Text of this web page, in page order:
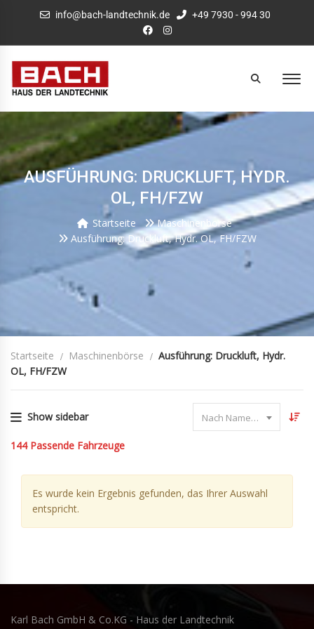
info@bach-landtechnik.de +49 7930 - 994 30
AUSFÜHRUNG: DRUCKLUFT, HYDR.
OL, FH/FZW
Startseite
Maschinenbörse
Ausführung: Druckluft, Hydr. OL, FH/FZW
Startseite Maschinenbörse
Ausführung: Druckluft, Hydr.
OL, FH/FZW
Show sidebar Nach Name sortieren
144 Passende Fahrzeuge
Es wurde kein Ergebnis gefunden, das Ihrer Auswahl
entspricht.
Karl Bach GmbH & Co.KG - Haus der Landtechnik